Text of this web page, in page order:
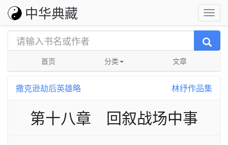
中华典藏
首页 分类 文章
撒克逊劫后英雄略 林纾作品集
第十八章 回叙战场中事